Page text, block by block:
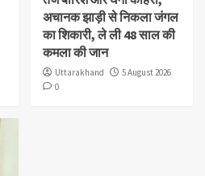
अचानक झाड़ी से निकला जंगल
का शिकारी, ले ली 48 साल की
कमला की जान
Uttarakhand
5 August 2026
0